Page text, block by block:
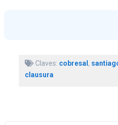
Claves: cobresal,
clausura